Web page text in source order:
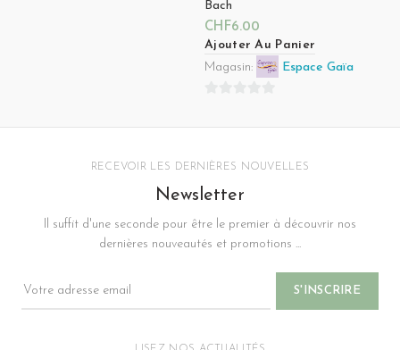
Bach
CHF6.00
Ajouter Au Panier
Magasin:
Espace Gaïa
sur
RECEVOIR LES DERNIÈRES NOUVELLES
Newsletter
Il suffit d'une seconde pour être le premier à découvrir nos
dernières nouveautés et promotions ...